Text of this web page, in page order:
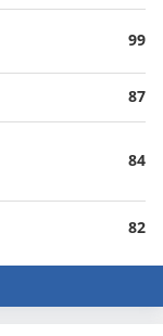
99
87
84
82